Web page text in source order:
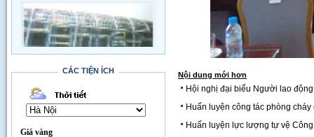
Thi công đường qua SVĐ Quốc Gia
CÁC TIỆN ÍCH
Giá vàng
Nội dung mới hơn
Hội nghị đại biểu Người lao
Huấn luyện công tác phòng
Huấn luyện lực lượng tự vệ